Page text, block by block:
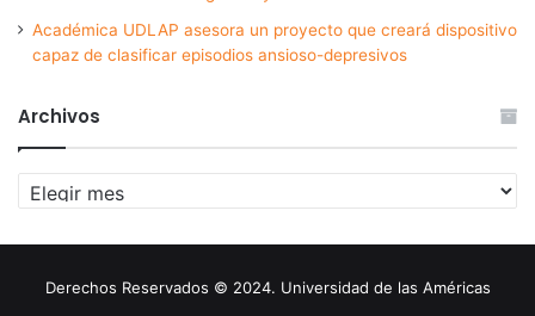
Académica UDLAP asesora un proyecto que creará dispositivo
capaz de clasificar episodios ansioso-depresivos
Archivos
Archivos
Derechos Reservados © 2024. Universidad de las Américas